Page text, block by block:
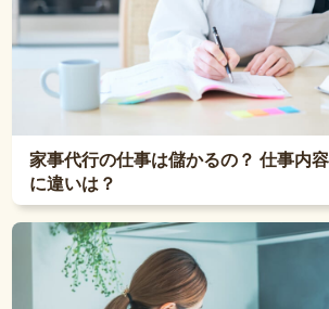
家事代行の仕事は儲かるの？ 仕事内
に違いは？